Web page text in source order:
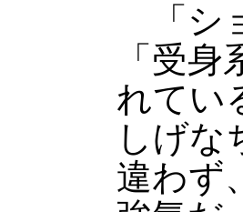
「シ
「受
れてい
しげな
違わず